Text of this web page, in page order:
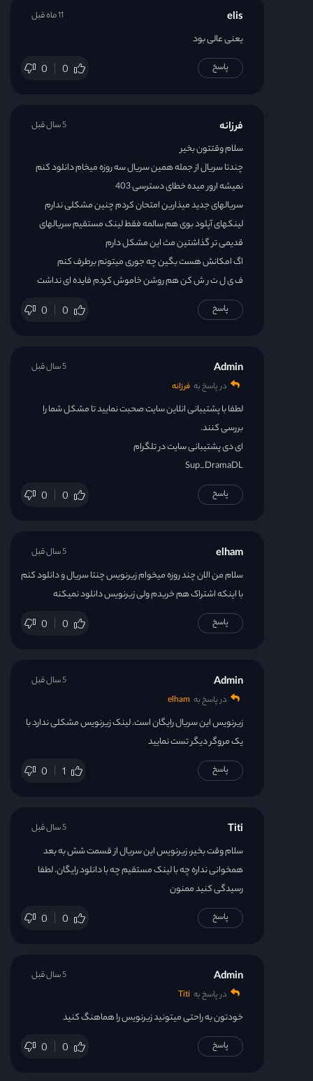
قسمت 24
قسمت 26
قسمت 27
قسمت 28
قسمت 29
قسمت 30
قسمت 33
قسمت 34
قسمت 35
elis
یعنی عالی بود
0 0
11 ماه قبل
پاسخ
فرزانه
سلام وقتتون بخیر
چندتا سریال از جمله همین سریال سه روزه میخام دانلود کنم
نمیشه ارور میده خطای دسترسی 403
سریالهای جدید میذارین امتحان کردم چنین مشکلی ندارم
لینکهای آپلود بوی هم سالمه فقط لینک مستقیم سریالهای
قدیمی تر گذاشتین مث این مشکل دارم
اگ امکانش هست بگین چه جوری میتونم برطرف کنم
ف ی ل ت ر ش کن هم روشن خاموش کردم فایده ای نداشت
0 0
5 سال قبل
پاسخ
Admin
در پاسخ به فرزانه
لطفا با پشتیبانی انلاین سایت صحبت نمایید تا مشکل شما را
بررسی کنند.
ای دی پشتیبانی سایت در تلگرام
Sup_DramaDL
0 0
5 سال قبل
پاسخ
elham
سلام من الان چند روزه میخوام زیرنویس چنتا سریال و دانلود کنم
با اینکه اشتراک هم خریدم ولی زیرنویس دانلود نمیکنه
0 0
5 سال قبل
پاسخ
Admin
در پاسخ به elham
زیرنویس این سریال رایگان است. لینک زیرنویس مشکلی ندارد با
یک مروگر دیگر تست نمایید
0 1
5 سال قبل
پاسخ
Titi
سلام وقت بخیر، زیرنویس این سریال از قسمت شش به بعد
همخوانی نداره چه با لینک مستقیم چه با دانلود رایگان. لطفا
رسیدگی کنید ممنون
0 0
5 سال قبل
پاسخ
Admin
در پاسخ به Titi
خودتون به راحتی میتونید زیرنویس را هماهنگ کنید
0 0
5 سال قبل
پاسخ